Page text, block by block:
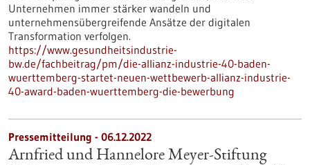
Unternehmen immer stärker wandeln und
unternehmensübergreifende Ansätze der digitalen
Transformation verfolgen.
https://www.gesundheitsindustrie-
bw.de/fachbeitrag/pm/die-allianz-industrie-40-baden-
wuerttemberg-startet-neuen-wettbewerb-allianz-industrie-
40-award-baden-wuerttemberg-die-bewerbung
Pressemitteilung - 06.12.2022
Arnfried und Hannelore Meyer-Stiftung